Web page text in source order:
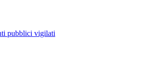
pubblici vigilati